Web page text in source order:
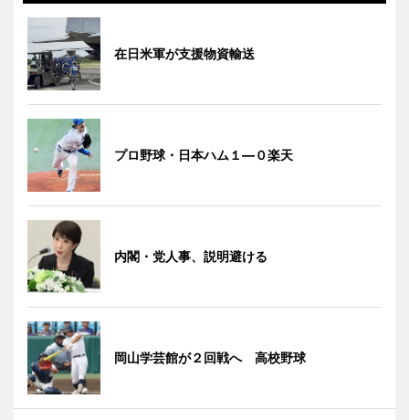
在日米軍が支援物資輸送
プロ野球・日本ハム１―０楽天
内閣・党人事、説明避ける
岡山学芸館が２回戦へ 高校野球